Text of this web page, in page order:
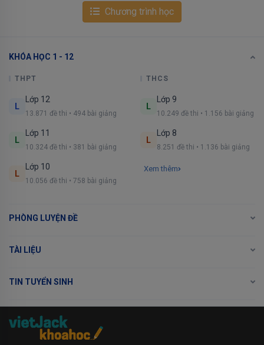
Chương trình học
KHÓA HỌC 1 - 12
THPT
L
Lớp 12
13.871 đề thi • 494 bài giảng
L
Lớp 11
10.324 đề thi • 381 bài giảng
L
Lớp 10
10.056 đề thi • 758 bài giảng
THCS
L
Lớp 9
10.249 đề thi • 1.156 bài giảng
L
Lớp 8
8.251 đề thi • 1.136 bài giảng
Xem thêm
PHÒNG LUYỆN ĐỀ
TÀI LIỆU
TIN TUYỂN SINH